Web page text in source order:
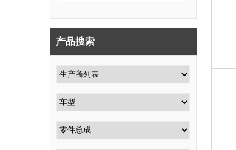
产品搜索